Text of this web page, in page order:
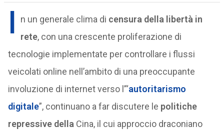
I n un generale clima di censura della libertà in
rete, con una crescente proliferazione di
tecnologie implementate per controllare i flussi
veicolati online nell’ambito di una preoccupante
involuzione di internet verso l’“autoritarismo
digitale”, continuano a far discutere le politiche
repressive della Cina, il cui approccio draconiano